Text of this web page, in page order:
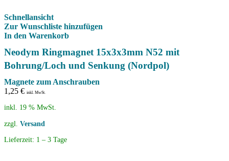
Schnellansicht
Zur Wunschliste hinzufügen
In den Warenkorb
Neodym Ringmagnet 15x3x3mm N52 mit
Bohrung/Loch und Senkung (Nordpol)
Magnete zum Anschrauben
1,25 € inkl. MwSt.
inkl. 19 % MwSt.
zzgl. Versand
Lieferzeit: 1 – 3 Tage